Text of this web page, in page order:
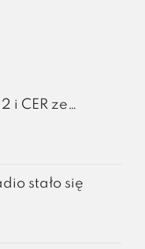
i CER ze…
stało się